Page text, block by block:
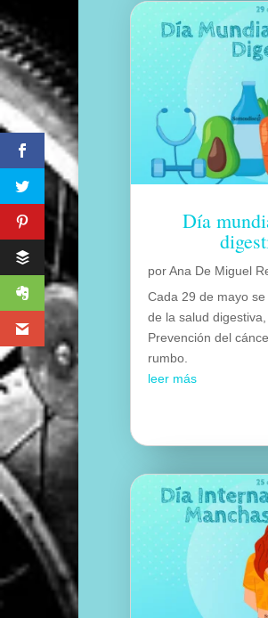
Día
porAna De Miguel
Cada 29 de mayo
de la salud
Prevención del
rumbo.
leer más